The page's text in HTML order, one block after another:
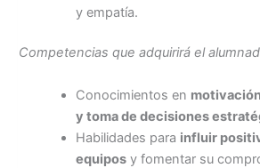
y empatía.
Competencias que adquirirá el
Conocimientos en
y toma de decisiones
Habilidades para influir
equiposy fomentar su